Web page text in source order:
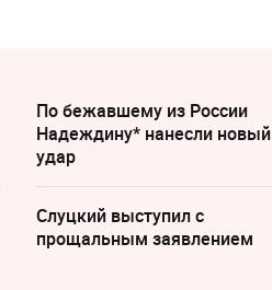
По бежавшему из России
Надеждину* нанесли новый
удар
Слуцкий выступил с
прощальным заявлением